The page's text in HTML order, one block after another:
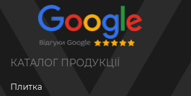
КАТАЛОГ ПРОДУКЦІЇ
Плитка